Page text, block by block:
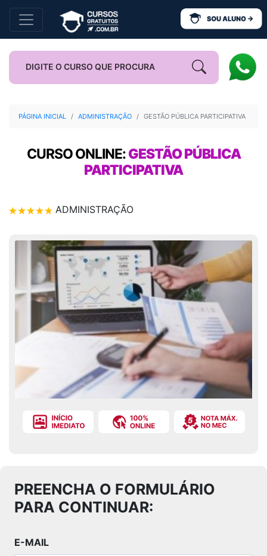
PÁGINA INICIAL ADMINISTRAÇÃO GESTÃO PÚBLICA PARTICIPATIVA
CURSO ONLINE:GESTÃO PÚBLICA
PARTICIPATIVA
ADMINISTRAÇÃO
PREENCHA O FORMULÁRIO
PARA CONTINUAR:
E-MAIL